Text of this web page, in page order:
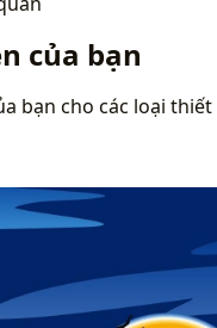
của bạn
bạn cho các loại